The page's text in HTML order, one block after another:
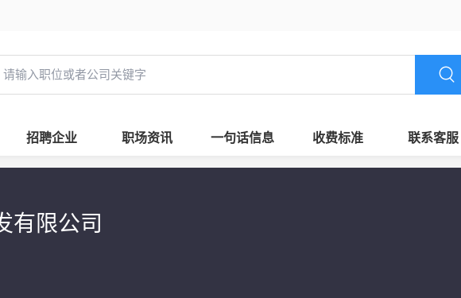
招聘企业 职场资讯 一句话信息 收费标准 联系客服
有限公司